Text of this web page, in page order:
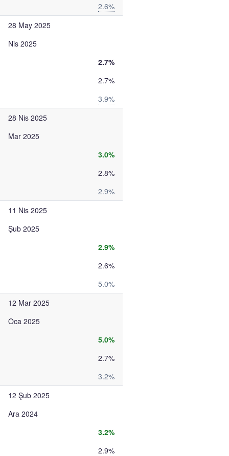
2.6%
28 May 2025
Nis 2025
2.7%
2.7%
3.9%
28 Nis 2025
Mar 2025
3.0%
2.8%
2.9%
11 Nis 2025
Şub 2025
2.9%
2.6%
5.0%
12 Mar 2025
Oca 2025
5.0%
2.7%
3.2%
12 Şub 2025
Ara 2024
3.2%
2.9%